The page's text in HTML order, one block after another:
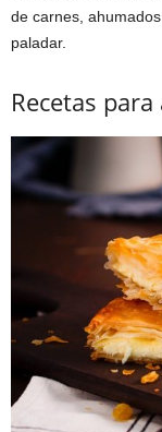
de carnes,
paladar.
Recetas